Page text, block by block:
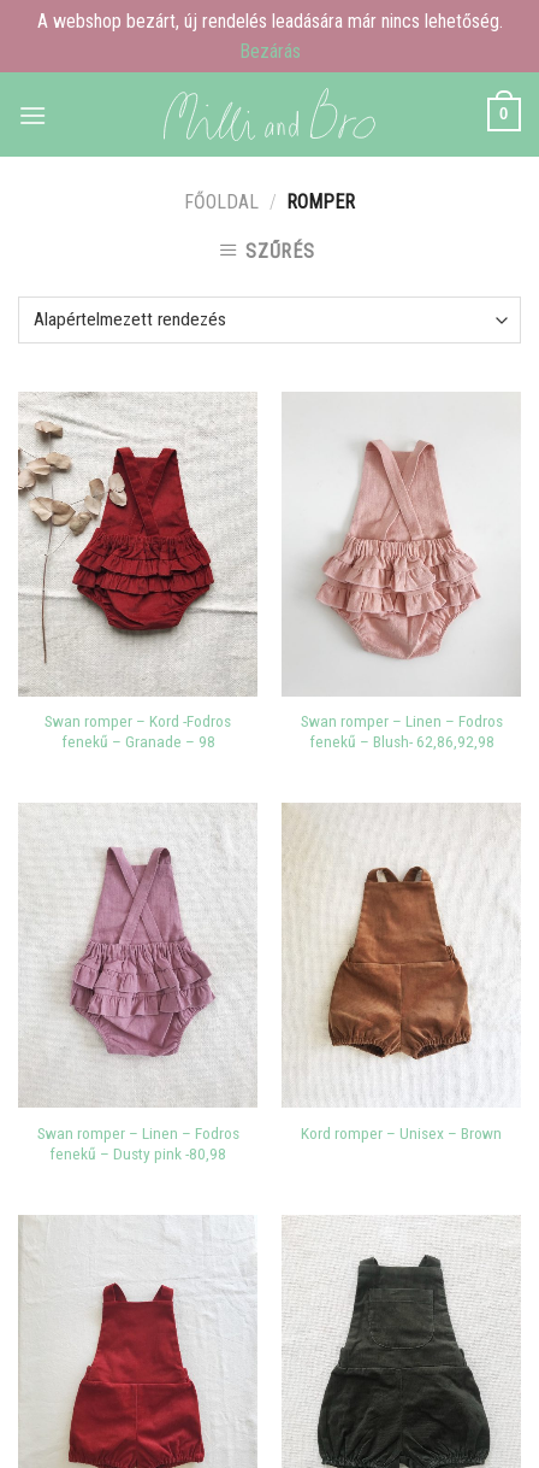
A webshop bezárt, új rendelés leadására már nincs lehetőség.
Bezárás
0
FŐOLDAL / ROMPER
SZŰRÉS
Swan romper – Kord -Fodros
fenekű – Granade – 98
Swan romper – Linen – Fodros
fenekű – Blush- 62,86,92,98
Swan romper – Linen – Fodros
fenekű – Dusty pink -80,98
Kord romper – Unisex – Brown